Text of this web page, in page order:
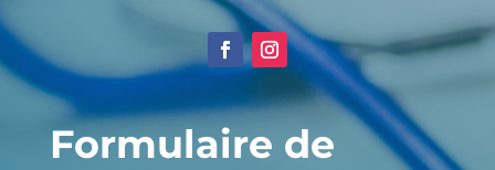
Formulaire de